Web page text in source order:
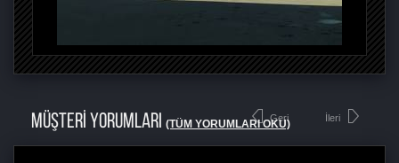
MÜŞTERİ YORUMLARI (TÜM YORUMLARI OKU)
Geri İleri